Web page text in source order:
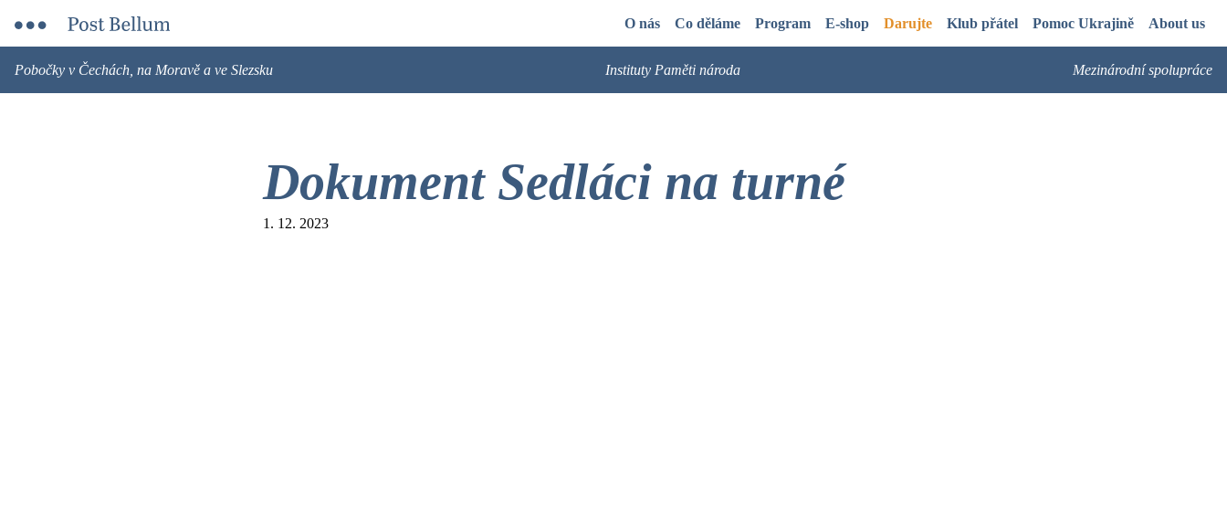
O nás Co děláme Program E-shop Darujte Klub přátel Pomoc Ukrajině About us
Pobočky v Čechách, na Moravě a ve Slezsku Instituty Paměti národa Mezinárodní spolupráce
Dokument Sedláci na turné
1. 12. 2023